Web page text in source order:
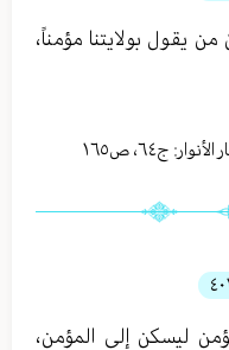
يقول بولايتنا مؤمناً،
ج٦٤، ص١٦٥
ليسكن إلى المؤمن،